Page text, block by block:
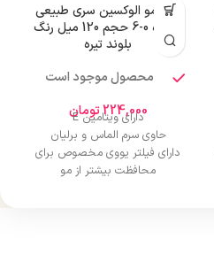
رنگ مو الوکسین سری طبیعی
شماره 0-6 حجم 120 میل رنگ
بلوند تیره
محصول موجود است
224,000تومان
دارای ویتامین E
حاوی سرم الماس و برلیان
دارای فیلتر یووی مخصوص برای
محافظت بیشتر از مو